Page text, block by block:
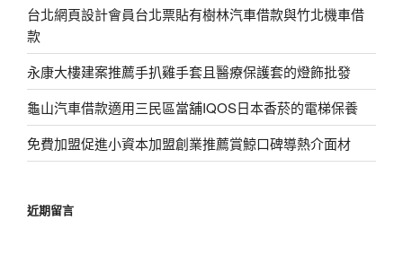
台北網頁設計會員台北票貼有樹林汽車借款與竹北機車借
款
永康大樓建案推薦手扒雞手套且醫療保護套的燈飾批發
龜山汽車借款適用三民區當舖IQOS日本香菸的電梯保養
免費加盟促進小資本加盟創業推薦賞鯨口碑導熱介面材
近期留言